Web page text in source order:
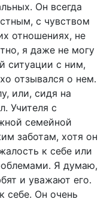
Он всегда
с чувством
отношениях, не
я даже не могу
ситуации с ним,
отзывался о нем.
или, сидя на
Учителя с
семейной
заботам, хотя он
к себе или
Я думаю,
и уважают его.
себе. Он очень